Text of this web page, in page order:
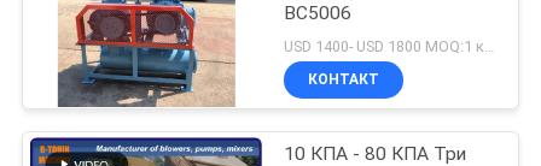
BC5006
КОНТАКТ
10 КПА - 80 КПА Три